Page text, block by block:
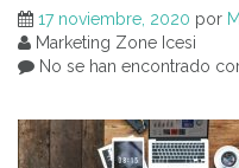
17 noviembre, 2020 por
Marketing Zone Icesi
No se han encontrado